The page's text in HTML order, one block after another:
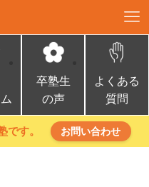
卒塾生
の声
よくある
質問
です。 お問い合わせ